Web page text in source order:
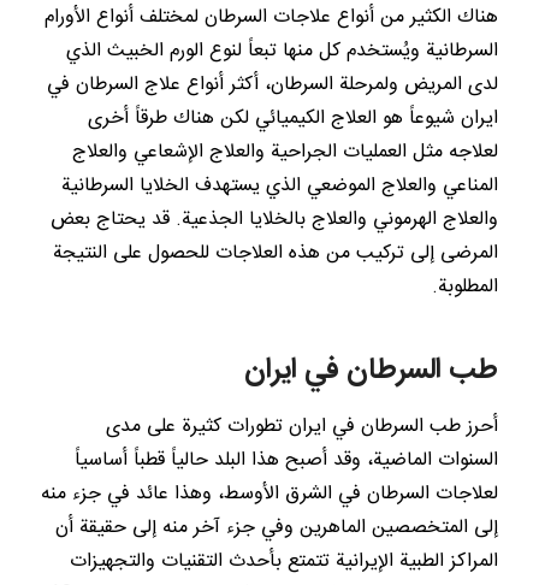
هناك الكثير من أنواع علاجات السرطان لمختلف أنواع الأورام
السرطانية ويُستخدم كل منها تبعاً لنوع الورم الخبيث الذي
لدى المريض ولمرحلة السرطان، أكثر أنواع علاج السرطان في
ايران شيوعاً هو العلاج الكيميائي لكن هناك طرقاً أخرى
لعلاجه مثل العمليات الجراحية والعلاج الإشعاعي والعلاج
المناعي والعلاج الموضعي الذي يستهدف الخلايا السرطانية
والعلاج الهرموني والعلاج بالخلايا الجذعية. قد يحتاج بعض
المرضى إلى تركيب من هذه العلاجات للحصول على النتيجة
المطلوبة.
طب السرطان في ايران
أحرز طب السرطان في ايران تطورات كثيرة على مدى
السنوات الماضية، وقد أصبح هذا البلد حالياً قطباً أساسياً
لعلاجات السرطان في الشرق الأوسط، وهذا عائد في جزء منه
إلى المتخصصين الماهرين وفي جزء آخر منه إلى حقيقة أن
المراكز الطبية الإيرانية تتمتع بأحدث التقنيات والتجهيزات